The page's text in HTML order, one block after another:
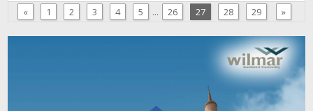
«
1 2 3 4 5 ... 26 27 28 29 »